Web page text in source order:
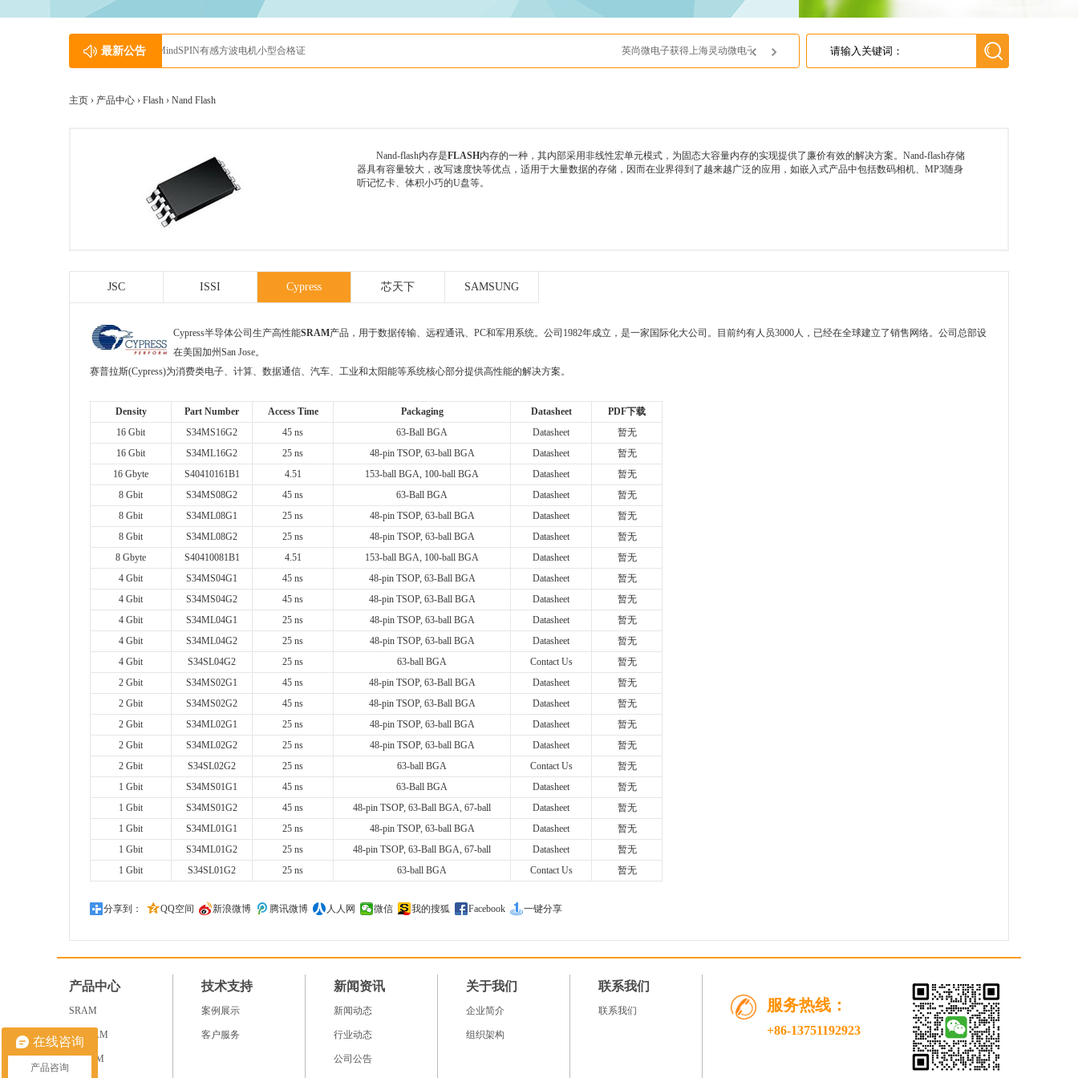
最新公告 韩国Netsol中国区代理---英尚微电子 JSC济州半导体中国区代理---英尚微电子
主页 › 产品中心 › Flash › Nand Flash
Nand-flash内存是FLASH内存的一种，其内部采用非线性宏单元模式，为固态大容量内存的实现提供了廉价有效的解决方案。Nand-flash存储
器具有容量较大，改写速度快等优点，适用于大量数据的存储，因而在业界得到了越来越广泛的应用，如嵌入式产品中包括数码相机、MP3随身
听记忆卡、体积小巧的U盘等。
JSC ISSI Cypress 芯天下 SAMSUNG
Cypress半导体公司生产高性能SRAM产品，用于数据传输、远程通讯、PC和军用系统。公司1982年成立，是一家国际化大公司。目前约有人员3000人，已经在全球建立了销售网络。公司总部设
在美国加州San Jose。
赛普拉斯(Cypress)为消费类电子、计算、数据通信、汽车、工业和太阳能等系统核心部分提供高性能的解决方案。
Density Part Number Access Time Packaging Datasheet
PDF下载
16 Gbit
S34MS16G2 45 ns 63-Ball BGA Datasheet
暂无
16 Gbit
S34ML16G2 25 ns 48-pin TSOP, 63-ball BGA Datasheet
暂无
16 Gbyte
S40410161B1 4.51 153-ball BGA, 100-ball BGA Datasheet
暂无
8 Gbit
S34MS08G2 45 ns 63-Ball BGA Datasheet
暂无
8 Gbit
S34ML08G1 25 ns 48-pin TSOP, 63-ball BGA Datasheet
暂无
8 Gbit
S34ML08G2 25 ns 48-pin TSOP, 63-ball BGA Datasheet
暂无
8 Gbyte
S40410081B1 4.51 153-ball BGA, 100-ball BGA Datasheet
暂无
4 Gbit
S34MS04G1 45 ns 48-pin TSOP, 63-Ball BGA Datasheet
暂无
4 Gbit
S34MS04G2 45 ns 48-pin TSOP, 63-Ball BGA Datasheet
暂无
4 Gbit
S34ML04G1 25 ns 48-pin TSOP, 63-ball BGA Datasheet
暂无
4 Gbit
S34ML04G2 25 ns 48-pin TSOP, 63-ball BGA Datasheet
暂无
4 Gbit
S34SL04G2 25 ns 63-ball BGA Contact Us
暂无
2 Gbit
S34MS02G1 45 ns 48-pin TSOP, 63-Ball BGA Datasheet
暂无
2 Gbit
S34MS02G2 45 ns 48-pin TSOP, 63-Ball BGA Datasheet
暂无
2 Gbit
S34ML02G1 25 ns 48-pin TSOP, 63-ball BGA Datasheet
暂无
2 Gbit
S34ML02G2 25 ns 48-pin TSOP, 63-ball BGA Datasheet
暂无
2 Gbit
S34SL02G2 25 ns 63-ball BGA Contact Us
暂无
1 Gbit
S34MS01G1 45 ns 63-Ball BGA Datasheet
暂无
1 Gbit
S34MS01G2 45 ns 48-pin TSOP, 63-Ball BGA, 67-ball Datasheet
暂无
1 Gbit
S34ML01G1 25 ns 48-pin TSOP, 63-ball BGA Datasheet
暂无
1 Gbit
S34ML01G2 25 ns 48-pin TSOP, 63-Ball BGA, 67-ball Datasheet
暂无
1 Gbit
S34SL01G2 25 ns 63-ball BGA Contact Us 暂无
分享到： QQ空间 新浪微博 腾讯微博 人人网 微信 我的搜狐 Facebook 一键分享
产品中心
SRAM
NV RAM
SDRAM
技术支持
案例展示
客户服务
新闻资讯
新闻动态
行业动态
公司公告
关于我们
企业简介
组织架构
联系我们
联系我们 服务热线：
+86-13751192923
在线咨询
产品咨询